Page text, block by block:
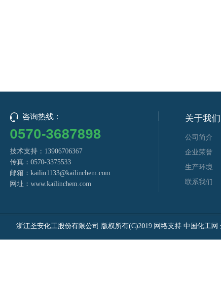
咨询热线：
0570-3687898
技术支持：13906706367
传真：0570-3375533
邮箱： kailin1133@kailinchem.com
网址： www.kailinchem.com
关于我们
公司简介
企业荣誉
生产环境
联系我们
浙江圣安化工股份有限公司 版权所有(C)2019 网络支持 中国化工网